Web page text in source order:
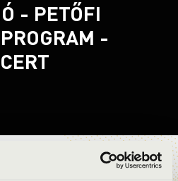
- PETŐFI
-